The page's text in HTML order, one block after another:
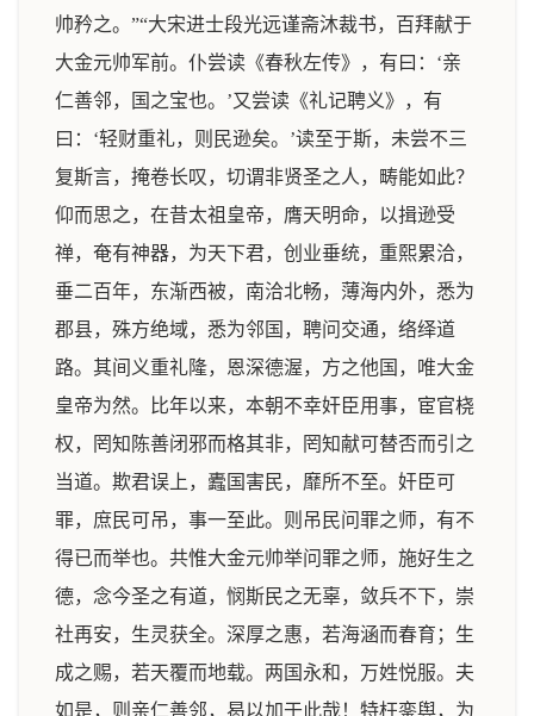
帅矜之。”“大宋进士段光远谨斋沐裁书，百拜献于
大金元帅军前。仆尝读《春秋左传》，有曰：‘亲
仁善邻，国之宝也。’又尝读《礼记聘义》，有
曰：‘轻财重礼，则民逊矣。’读至于斯，未尝不三
复斯言，掩卷长叹，切谓非贤圣之人，畴能如此？
仰而思之，在昔太祖皇帝，膺天明命，以揖逊受
禅，奄有神器，为天下君，创业垂统，重熙累洽，
垂二百年，东渐西被，南洽北畅，薄海内外，悉为
郡县，殊方绝域，悉为邻国，聘问交通，络绎道
路。其间义重礼隆，恩深德渥，方之他国，唯大金
皇帝为然。比年以来，本朝不幸奸臣用事，宦官桡
权，罔知陈善闭邪而格其非，罔知献可替否而引之
当道。欺君误上，蠹国害民，靡所不至。奸臣可
罪，庶民可吊，事一至此。则吊民问罪之师，有不
得已而举也。共惟大金元帅举问罪之师，施好生之
德，念今圣之有道，悯斯民之无辜，敛兵不下，崇
社再安，生灵获全。深厚之惠，若海涵而春育；生
成之赐，若天覆而地载。两国永和，万姓悦服。夫
如是，则亲仁善邻，曷以加于此哉！特枉銮舆，为